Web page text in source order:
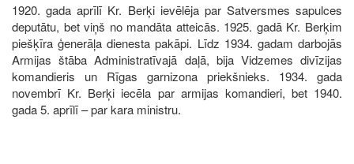
1920. gada aprīlī Kr. Berķi ievēlēja par Satversmes sapulces
deputātu, bet viņš no mandāta atteicās. 1925. gadā Kr. Berķim
piešķīra ģenerāļa dienesta pakāpi. Līdz 1934. gadam darbojās
Armijas štāba Administratīvajā daļā, bija Vidzemes divīzijas
komandieris un Rīgas garnizona priekšnieks. 1934. gada
novembrī Kr. Berķi iecēla par armijas komandieri, bet 1940.
gada 5. aprīlī – par kara ministru.